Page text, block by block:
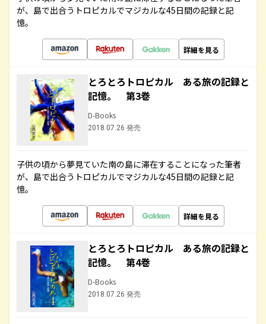
が、島で出合うトロピカルでマジカルな45日間の記録と記
憶。
詳細を見る
とろとろトロピカル ある旅の記録と
記憶。 第3巻
D-Books
2018.07.26 発売
子供の頃から夢見ていた南の島に滞在することになった筆者
が、島で出合うトロピカルでマジカルな45日間の記録と記
憶。
詳細を見る
とろとろトロピカル ある旅の記録と
記憶。 第4巻
D-Books
2018.07.26 発売